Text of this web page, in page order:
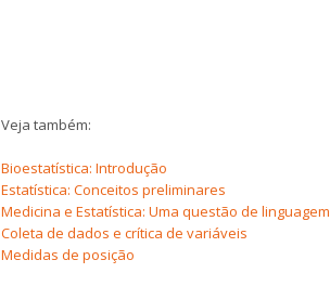
Veja também:
Bioestatística: Introdução
Estatística: Conceitos preliminares
Medicina e Estatística: Uma questão de linguagem
Coleta de dados e crítica de variáveis
Medidas de posição